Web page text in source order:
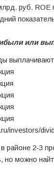
руб. ROE
или
investors/
районе 2-3
но можно